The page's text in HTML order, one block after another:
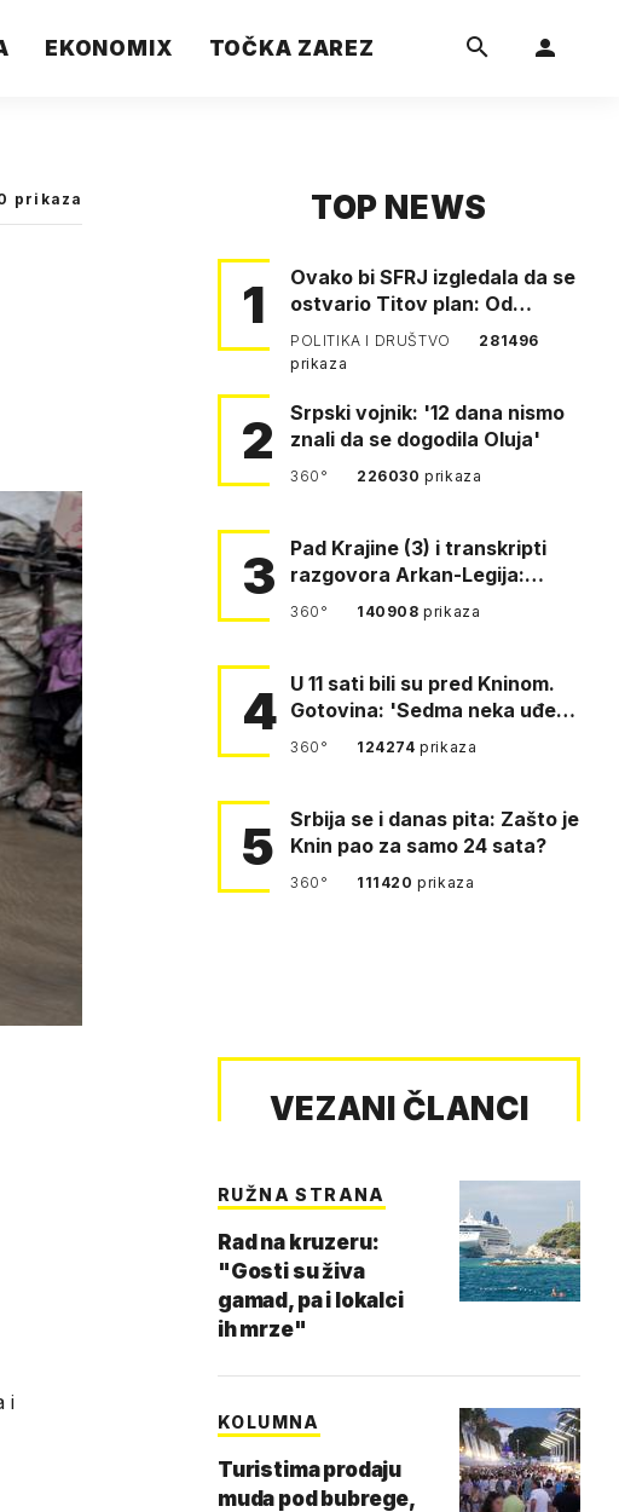
EKONOMIX TOČKA ZAREZ
prikaza
i
TOP NEWS
1
Ovako bi SFRJ izgledala da se
ostvario Titov plan: Od
Klagenfurta do Istanbula!
POLITIKA I DRUŠTVO
281496
prikaza
2
Srpski vojnik: '12 dana nismo
znali da se dogodila Oluja'
360° 226030prikaza
3
Pad Krajine (3) i transkripti
razgovora Arkan-Legija:
'Čujem, prelazite ustašam…
360° 140908prikaza
4 U 11 sati bili su pred Kninom.
Gotovina: 'Sedma neka uđe,
4. gardijska neka g…
360° 124274prikaza
5
Srbija se i danas pita: Zašto je
Knin pao za samo 24 sata?
360° 111420prikaza
VEZANI ČLANCI
RUŽNA STRANA
Rad na kruzeru:
"Gosti su živa
gamad, pa i lokalci
ih mrze"
KOLUMNA
Turistima prodaju
muda pod bubrege,